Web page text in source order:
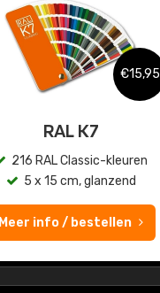
€15,95
RAL K7
216 RAL Classic-kleuren
5 x 15 cm, glanzend
Meer info / bestellen